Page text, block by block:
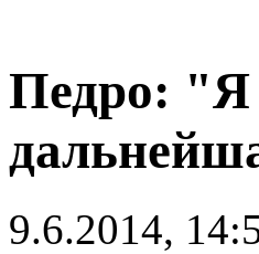
Педро: "Я
9.6.2014,